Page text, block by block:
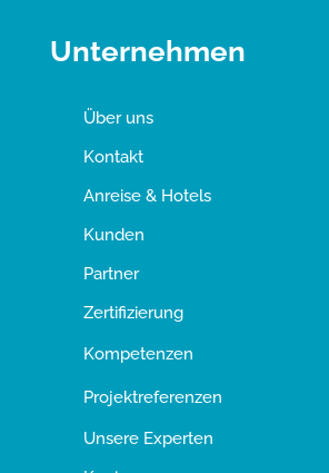
Unternehmen
Über uns
Kontakt
Anreise & Hotels
Kunden
Partner
Zertifizierung
Kompetenzen
Projektreferenzen
Unsere Experten